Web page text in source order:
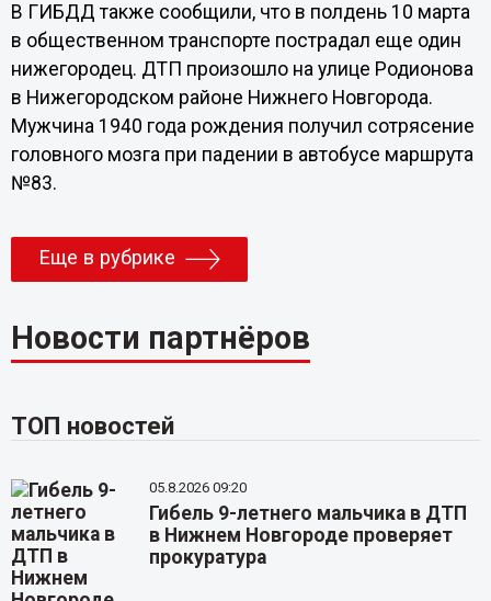
В ГИБДД также сообщили, что в полдень 10 марта
в общественном транспорте пострадал еще один
нижегородец. ДТП произошло на улице Родионова
в Нижегородском районе Нижнего Новгорода.
Мужчина 1940 года рождения получил сотрясение
головного мозга при падении в автобусе маршрута
№83.
Еще в рубрике
Новости партнёров
ТОП новостей
05.8.2026 09:20
Гибель 9-летнего мальчика в ДТП
в Нижнем Новгороде проверяет
прокуратура